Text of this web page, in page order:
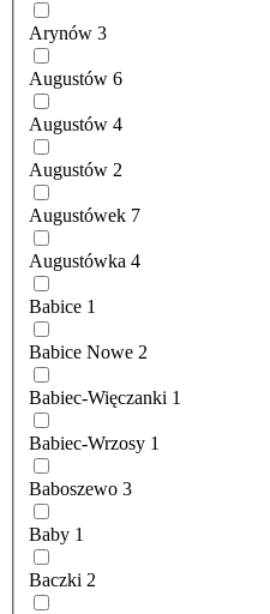
Arynów 3
Augustów 6
Augustów 4
Augustów 2
Augustówek 7
Augustówka 4
Babice 1
Babice Nowe 2
Babiec-Więczanki 1
Babiec-Wrzosy 1
Baboszewo 3
Baby 1
Baczki 2